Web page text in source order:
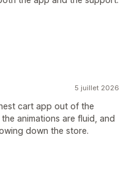
5 juillet 2026
cart app out of the
animations are fluid, and
down the store.